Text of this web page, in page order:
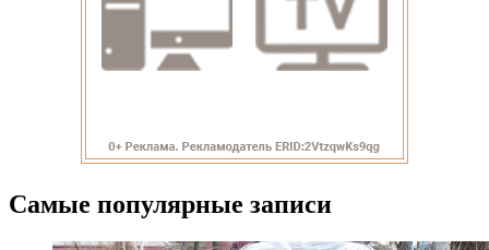
Самые популярные записи